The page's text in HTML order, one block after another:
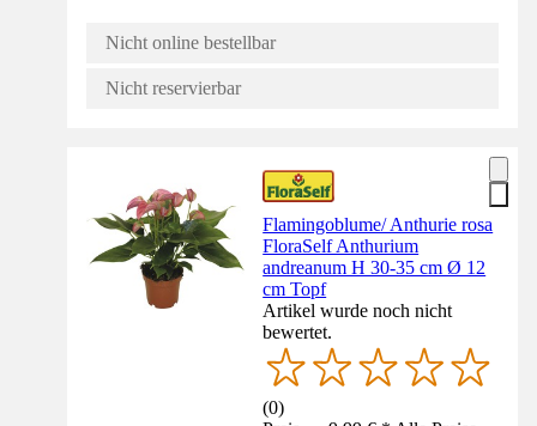
Nicht online bestellbar
Nicht reservierbar
Flamingoblume/ Anthurie rosa
FloraSelf Anthurium
andreanum H 30-35 cm Ø 12
cm Topf
Artikel wurde noch nicht
bewertet.
(0)